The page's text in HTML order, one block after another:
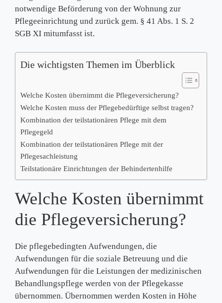
notwendige Beförderung von der Wohnung zur
Pflegeeinrichtung und zurück gem. § 41 Abs. 1 S. 2
SGB XI mitumfasst ist.
Die wichtigsten Themen im Überblick
Welche Kosten übernimmt die Pflegeversicherung?
Welche Kosten muss der Pflegebedürftige selbst tragen?
Kombination der teilstationären Pflege mit dem
Pflegegeld
Kombination der teilstationären Pflege mit der
Pflegesachleistung
Teilstationäre Einrichtungen der Behindertenhilfe
Welche Kosten übernimmt
die Pflegeversicherung?
Die pflegebedingten Aufwendungen, die
Aufwendungen für die soziale Betreuung und die
Aufwendungen für die Leistungen der medizinischen
Behandlungspflege werden von der Pflegekasse
übernommen. Übernommen werden Kosten in Höhe